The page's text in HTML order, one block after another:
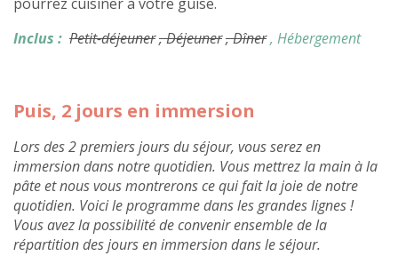
Inclus : Petit-déjeuner, Déjeuner, Dîner, Hébergement
Puis, 2 jours en immersion
Lors des 2 premiers jours du séjour, vous serez en
immersion dans notre quotidien. Vous mettrez la main à la
pâte et nous vous montrerons ce qui fait la joie de notre
quotidien. Voici le programme dans les grandes lignes !
Vous avez la possibilité de convenir ensemble de la
répartition des jours en immersion dans le séjour.